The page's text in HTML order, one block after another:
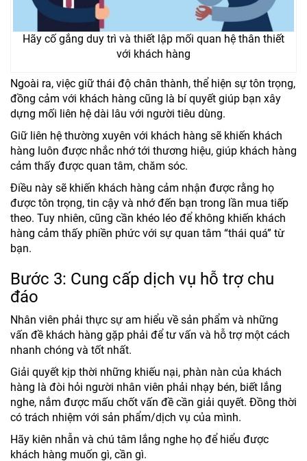
Hãy cố gắng duy trì và thiết lập mối quan hệ thân thiết
với khách hàng
Ngoài ra, việc giữ thái độ chân thành, thể hiện sự tôn trọng,
đồng cảm với khách hàng cũng là bí quyết giúp bạn xây
dựng mối liên hệ dài lâu với người tiêu dùng.
Giữ liên hệ thường xuyên với khách hàng sẽ khiến khách
hàng luôn được nhắc nhớ tới thương hiệu, giúp khách hàng
cảm thấy được quan tâm, chăm sóc.
Điều này sẽ khiến khách hàng cảm nhận được rằng họ
được tôn trọng, tin cậy và nhớ đến bạn trong lần mua tiếp
theo. Tuy nhiên, cũng cần khéo léo để không khiến khách
hàng cảm thấy phiền phức với sự quan tâm “thái quá” từ
bạn.
Bước 3: Cung cấp dịch vụ hỗ trợ chu
đáo
Nhân viên phải thực sự am hiểu về sản phẩm và những
vấn đề khách hàng gặp phải để tư vấn và hỗ trợ một cách
nhanh chóng và tốt nhất.
Giải quyết kịp thời những khiếu nại, phàn nàn của khách
hàng là đòi hỏi người nhân viên phải nhạy bén, biết lắng
nghe, nắm được mấu chốt vấn đề cần giải quyết. Đồng thời
có trách nhiệm với sản phẩm/dịch vụ của mình.
Hãy kiên nhẫn và chú tâm lắng nghe họ để hiểu được
khách hàng muốn gì, cần gì.